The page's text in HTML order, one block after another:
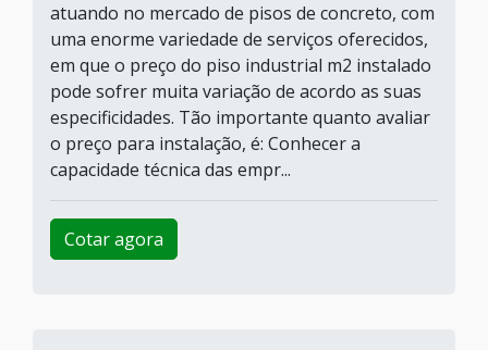
atuando no mercado de pisos de concreto, com
uma enorme variedade de serviços oferecidos,
em que o preço do piso industrial m2 instalado
pode sofrer muita variação de acordo as suas
especificidades. Tão importante quanto avaliar
o preço para instalação, é: Conhecer a
capacidade técnica das empr...
Cotar agora